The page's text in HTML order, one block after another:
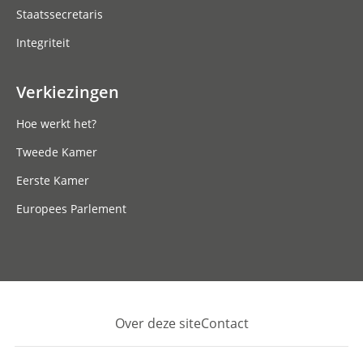
Staatssecretaris
Integriteit
Verkiezingen
Hoe werkt het?
Tweede Kamer
Eerste Kamer
Europees Parlement
Footer
Over deze siteContact